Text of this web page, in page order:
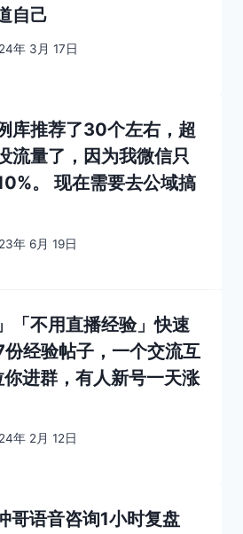
自己
年 3月 17日
库推荐了30个左右，超
流量了，因为我微信只
。 现在需要去公域搞
年 6月 19日
「不用直播经验」快速
经验帖子，一个交流互
进群，有人新号一天涨
年 2月 12日
哥语音咨询1小时复盘